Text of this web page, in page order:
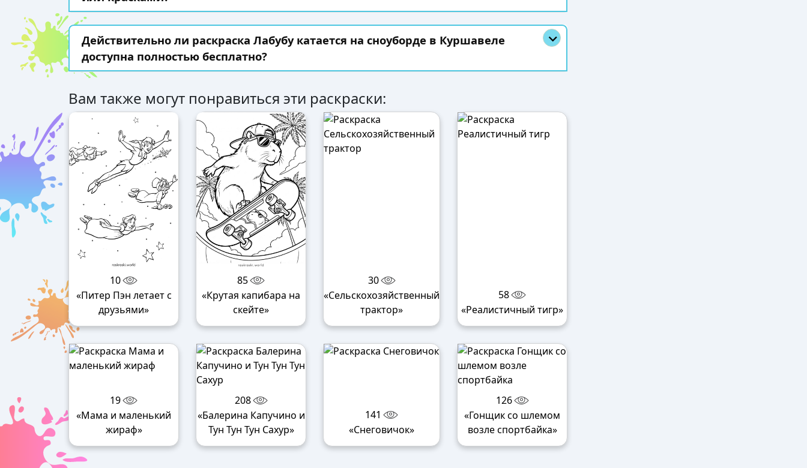
Действительно ли раскраска Лабубу катается на сноуборде в Куршавеле
доступна полностью бесплатно?
Вам также могут понравиться эти раскраски:
10
«Питер Пэн летает с
друзьями»
85
«Крутая капибара на
скейте»
30
«Сельскохозяйственный
трактор»
58
«Реалистичный тигр»
19
«Мама и маленький
жираф»
208
«Балерина Капучино и
Тун Тун Тун Сахур»
141
«Снеговичок»
126
«Гонщик со шлемом
возле спортбайка»